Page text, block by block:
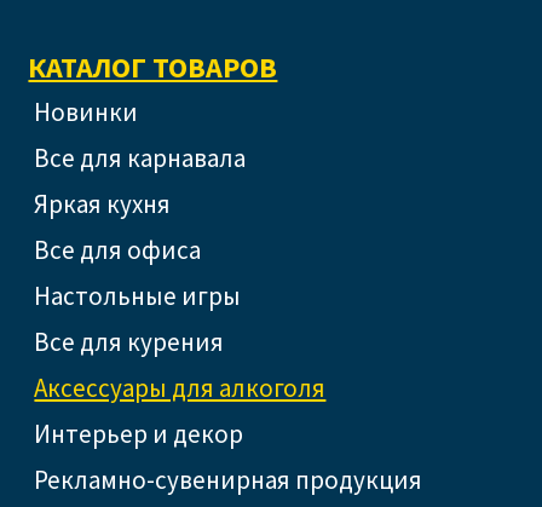
КАТАЛОГ ТОВАРОВ
Новинки
Все для карнавала
Яркая кухня
Все для офиса
Настольные игры
Все для курения
Аксессуары для алкоголя
Интерьер и декор
Рекламно-сувенирная продукция